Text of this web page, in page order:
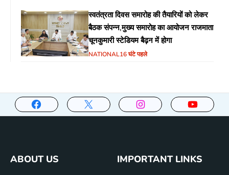
स्वतंत्रता दिवस समारोह की तैयारियों को लेकर
बैठक संपन्न,मुख्य समारोह का आयोजन राजमाता
चूनकुमारी स्टेडियम बैढ़न में होगा
NATIONAL16 घंटे पहले
ABOUT US
IMPORTANT LINKS